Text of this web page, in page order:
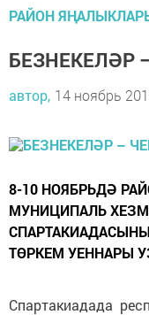
РАЙОН
БЕЗНЕКЕЛӘР
автор, 14 ноябрь
8-10 НОЯБРЬДӘ
МУНИЦИПАЛЬ
ТӨРКЕМ УЕННАРЫ
Спартакиадада